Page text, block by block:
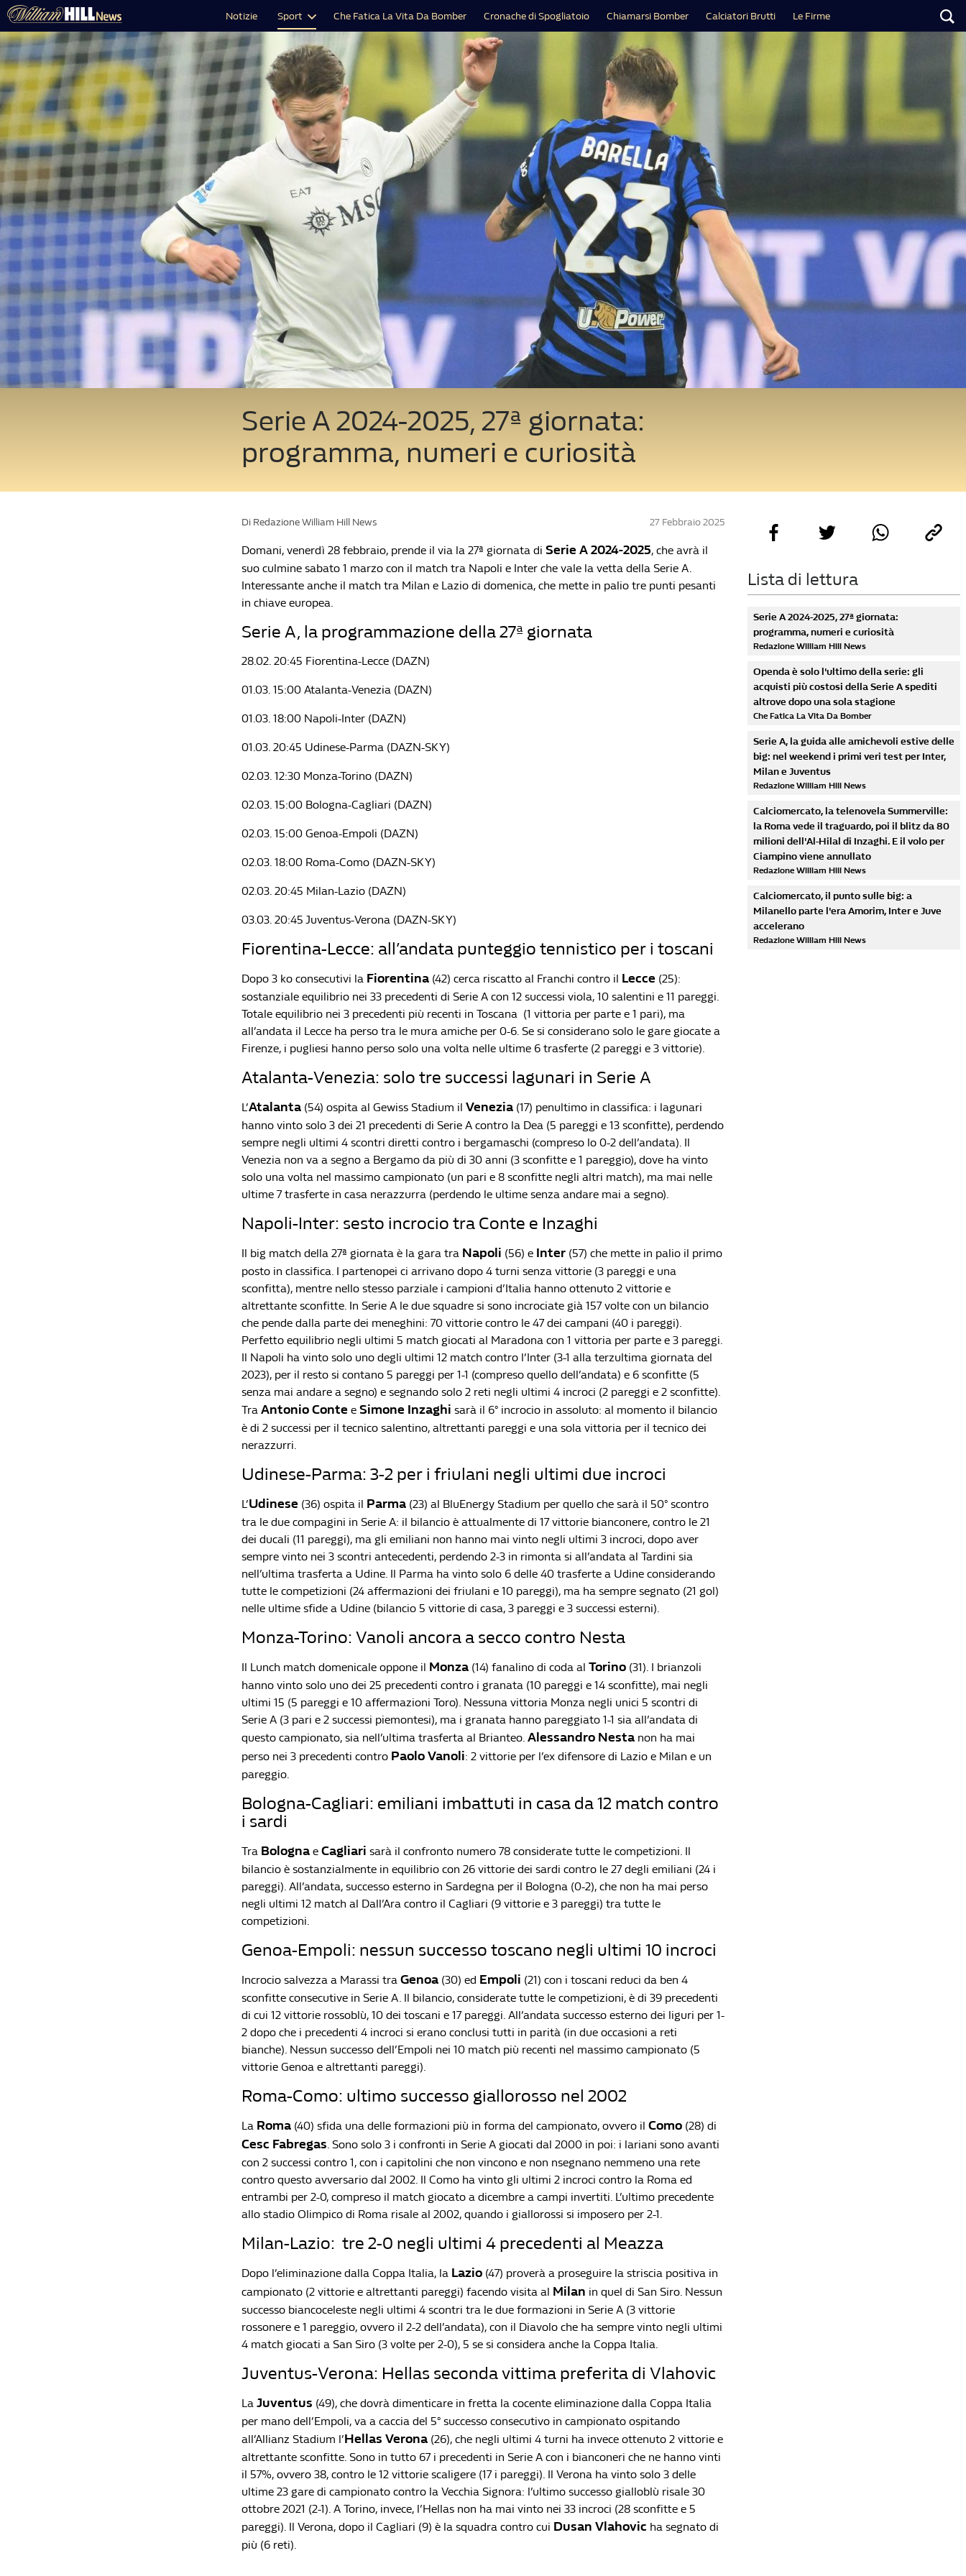
Notizie Sport Che Fatica La Vita Da Bomber Cronache di Spogliatoio Chiamarsi Bomber Calciatori Brutti Le Firme
Serie A 2024-2025, 27ª giornata:
programma, numeri e curiosità
Di Redazione William Hill News 27 Febbraio 2025
Domani, venerdì 28 febbraio, prende il via la 27ª giornata di Serie A 2024-2025, che avrà il
suo culmine sabato 1 marzo con il match tra Napoli e Inter che vale la vetta della Serie A.
Interessante anche il match tra Milan e Lazio di domenica, che mette in palio tre punti pesanti
in chiave europea.
Serie A, la programmazione della 27ª giornata
28.02. 20:45 Fiorentina-Lecce (DAZN)
01.03. 15:00 Atalanta-Venezia (DAZN)
01.03. 18:00 Napoli-Inter (DAZN)
01.03. 20:45 Udinese-Parma (DAZN-SKY)
02.03. 12:30 Monza-Torino (DAZN)
02.03. 15:00 Bologna-Cagliari (DAZN)
02.03. 15:00 Genoa-Empoli (DAZN)
02.03. 18:00 Roma-Como (DAZN-SKY)
02.03. 20:45 Milan-Lazio (DAZN)
03.03. 20:45 Juventus-Verona (DAZN-SKY)
Fiorentina-Lecce: all’andata punteggio tennistico per i toscani
Dopo 3 ko consecutivi la Fiorentina (42) cerca riscatto al Franchi contro il Lecce (25):
sostanziale equilibrio nei 33 precedenti di Serie A con 12 successi viola, 10 salentini e 11 pareggi.
Totale equilibrio nei 3 precedenti più recenti in Toscana (1 vittoria per parte e 1 pari), ma
all’andata il Lecce ha perso tra le mura amiche per 0-6. Se si considerano solo le gare giocate a
Firenze, i pugliesi hanno perso solo una volta nelle ultime 6 trasferte (2 pareggi e 3 vittorie).
Atalanta-Venezia: solo tre successi lagunari in Serie A
L’Atalanta (54) ospita al Gewiss Stadium il Venezia (17) penultimo in classifica: i lagunari
hanno vinto solo 3 dei 21 precedenti di Serie A contro la Dea (5 pareggi e 13 sconfitte), perdendo
sempre negli ultimi 4 scontri diretti contro i bergamaschi (compreso lo 0-2 dell’andata). Il
Venezia non va a segno a Bergamo da più di 30 anni (3 sconfitte e 1 pareggio), dove ha vinto
solo una volta nel massimo campionato (un pari e 8 sconfitte negli altri match), ma mai nelle
ultime 7 trasferte in casa nerazzurra (perdendo le ultime senza andare mai a segno).
Napoli-Inter: sesto incrocio tra Conte e Inzaghi
Il big match della 27ª giornata è la gara tra Napoli (56) e Inter (57) che mette in palio il primo
posto in classifica. I partenopei ci arrivano dopo 4 turni senza vittorie (3 pareggi e una
sconfitta), mentre nello stesso parziale i campioni d’Italia hanno ottenuto 2 vittorie e
altrettante sconfitte. In Serie A le due squadre si sono incrociate già 157 volte con un bilancio
che pende dalla parte dei meneghini: 70 vittorie contro le 47 dei campani (40 i pareggi).
Perfetto equilibrio negli ultimi 5 match giocati al Maradona con 1 vittoria per parte e 3 pareggi.
Il Napoli ha vinto solo uno degli ultimi 12 match contro l’Inter (3-1 alla terzultima giornata del
2023), per il resto si contano 5 pareggi per 1-1 (compreso quello dell’andata) e 6 sconfitte (5
senza mai andare a segno) e segnando solo 2 reti negli ultimi 4 incroci (2 pareggi e 2 sconfitte).
Tra Antonio Conte e Simone Inzaghi sarà il 6° incrocio in assoluto: al momento il bilancio
è di 2 successi per il tecnico salentino, altrettanti pareggi e una sola vittoria per il tecnico dei
nerazzurri.
Udinese-Parma: 3-2 per i friulani negli ultimi due incroci
L’Udinese (36) ospita il Parma (23) al BluEnergy Stadium per quello che sarà il 50° scontro
tra le due compagini in Serie A: il bilancio è attualmente di 17 vittorie bianconere, contro le 21
dei ducali (11 pareggi), ma gli emiliani non hanno mai vinto negli ultimi 3 incroci, dopo aver
sempre vinto nei 3 scontri antecedenti, perdendo 2-3 in rimonta si all’andata al Tardini sia
nell’ultima trasferta a Udine. Il Parma ha vinto solo 6 delle 40 trasferte a Udine considerando
tutte le competizioni (24 affermazioni dei friulani e 10 pareggi), ma ha sempre segnato (21 gol)
nelle ultime sfide a Udine (bilancio 5 vittorie di casa, 3 pareggi e 3 successi esterni).
Monza-Torino: Vanoli ancora a secco contro Nesta
Il Lunch match domenicale oppone il Monza (14) fanalino di coda al Torino (31). I brianzoli
hanno vinto solo uno dei 25 precedenti contro i granata (10 pareggi e 14 sconfitte), mai negli
ultimi 15 (5 pareggi e 10 affermazioni Toro). Nessuna vittoria Monza negli unici 5 scontri di
Serie A (3 pari e 2 successi piemontesi), ma i granata hanno pareggiato 1-1 sia all’andata di
questo campionato, sia nell’ultima trasferta al Brianteo. Alessandro Nesta non ha mai
perso nei 3 precedenti contro Paolo Vanoli: 2 vittorie per l’ex difensore di Lazio e Milan e un
pareggio.
Bologna-Cagliari: emiliani imbattuti in casa da 12 match contro
i sardi
Tra Bologna e Cagliari sarà il confronto numero 78 considerate tutte le competizioni. Il
bilancio è sostanzialmente in equilibrio con 26 vittorie dei sardi contro le 27 degli emiliani (24 i
pareggi). All’andata, successo esterno in Sardegna per il Bologna (0-2), che non ha mai perso
negli ultimi 12 match al Dall’Ara contro il Cagliari (9 vittorie e 3 pareggi) tra tutte le
competizioni.
Genoa-Empoli: nessun successo toscano negli ultimi 10 incroci
Incrocio salvezza a Marassi tra Genoa (30) ed Empoli (21) con i toscani reduci da ben 4
sconfitte consecutive in Serie A. Il bilancio, considerate tutte le competizioni, è di 39 precedenti
di cui 12 vittorie rossoblù, 10 dei toscani e 17 pareggi. All’andata successo esterno dei liguri per 1-
2 dopo che i precedenti 4 incroci si erano conclusi tutti in parità (in due occasioni a reti
bianche). Nessun successo dell’Empoli nei 10 match più recenti nel massimo campionato (5
vittorie Genoa e altrettanti pareggi).
Roma-Como: ultimo successo giallorosso nel 2002
La Roma (40) sfida una delle formazioni più in forma del campionato, ovvero il Como (28) di
Cesc Fabregas. Sono solo 3 i confronti in Serie A giocati dal 2000 in poi: i lariani sono avanti
con 2 successi contro 1, con i capitolini che non vincono e non nsegnano nemmeno una rete
contro questo avversario dal 2002. Il Como ha vinto gli ultimi 2 incroci contro la Roma ed
entrambi per 2-0, compreso il match giocato a dicembre a campi invertiti. L’ultimo precedente
allo stadio Olimpico di Roma risale al 2002, quando i giallorossi si imposero per 2-1.
Milan-Lazio: tre 2-0 negli ultimi 4 precedenti al Meazza
Dopo l’eliminazione dalla Coppa Italia, la Lazio (47) proverà a proseguire la striscia positiva in
campionato (2 vittorie e altrettanti pareggi) facendo visita al Milan in quel di San Siro. Nessun
successo biancoceleste negli ultimi 4 scontri tra le due formazioni in Serie A (3 vittorie
rossonere e 1 pareggio, ovvero il 2-2 dell’andata), con il Diavolo che ha sempre vinto negli ultimi
4 match giocati a San Siro (3 volte per 2-0), 5 se si considera anche la Coppa Italia.
Juventus-Verona: Hellas seconda vittima preferita di Vlahovic
La Juventus (49), che dovrà dimenticare in fretta la cocente eliminazione dalla Coppa Italia
per mano dell’Empoli, va a caccia del 5° successo consecutivo in campionato ospitando
all’Allianz Stadium l’Hellas Verona (26), che negli ultimi 4 turni ha invece ottenuto 2 vittorie e
altrettante sconfitte. Sono in tutto 67 i precedenti in Serie A con i bianconeri che ne hanno vinti
il 57%, ovvero 38, contro le 12 vittorie scaligere (17 i pareggi). Il Verona ha vinto solo 3 delle
ultime 23 gare di campionato contro la Vecchia Signora: l’ultimo successo gialloblù risale 30
ottobre 2021 (2-1). A Torino, invece, l’Hellas non ha mai vinto nei 33 incroci (28 sconfitte e 5
pareggi). Il Verona, dopo il Cagliari (9) è la squadra contro cui Dusan Vlahovic ha segnato di
più (6 reti).
Lista di lettura
Serie A 2024-2025, 27ª giornata:
programma, numeri e curiosità
Redazione William Hill News
Openda è solo l'ultimo della serie: gli
acquisti più costosi della Serie A spediti
altrove dopo una sola stagione
Che Fatica La Vita Da Bomber
Serie A, la guida alle amichevoli estive delle
big: nel weekend i primi veri test per Inter,
Milan e Juventus
Redazione William Hill News
Calciomercato, la telenovela Summerville:
la Roma vede il traguardo, poi il blitz da 80
milioni dell'Al-Hilal di Inzaghi. E il volo per
Ciampino viene annullato
Redazione William Hill News
Calciomercato, il punto sulle big: a
Milanello parte l'era Amorim, Inter e Juve
accelerano
Redazione William Hill News